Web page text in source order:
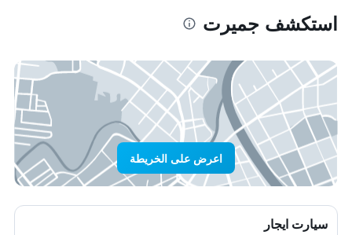
استكشف جميرت
اعرض على الخريطة
سيارت ايجار